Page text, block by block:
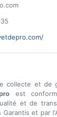
collecte et de
est
et de
Garantis et par